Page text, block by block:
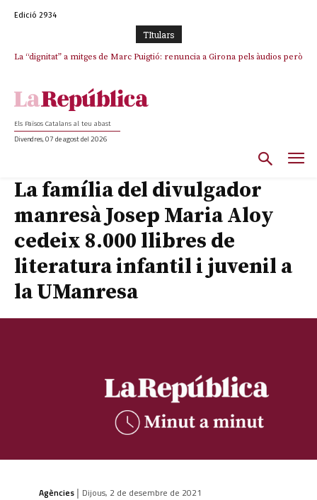
Edició 2934
TItulars
La “dignitat” a mitges de Marc Puigtió: renuncia a Girona pels àudios però
Els Països Catalans al teu abast
Divendres, 07 de agost del 2026
La família del divulgador
manresà Josep Maria Aloy
cedeix 8.000 llibres de
literatura infantil i juvenil a
la UManresa
Agències | Dijous, 2 de desembre de 2021